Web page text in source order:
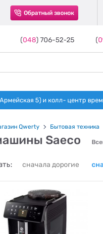
Обратный звонок
(048) 706-52-25 (
5) и колл- центр
Qwerty Бытовая техника
Saeco
сначала дорогие